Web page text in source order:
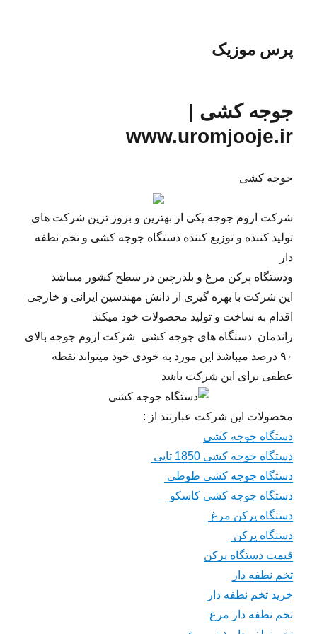
پرس موزیک
جوجه کشی |
www.uromjooje.ir
جوجه کشی
شرکت اروم جوجه یکی از بهترین و بروز ترین شرکت های
تولید کننده و توزیع کننده دستگاه جوجه کشی و تخم نطفه
دار
ودستگاه پرکن مرغ و بلدرچین در سطح کشور میباشد
این شرکت با بهره گیری از دانش مهندسین ایرانی و خارجی
اقدام به ساخت و تولید محصولات خود میکند
راندمان دستگاه های جوجه کشی شرکت اروم جوجه بالای
۹۰ درصد میباشد این مورد به خودی خود میتواند نقطه
عطفی برای این شرکت باشد
محصولات این شرکت عبارتند از :
دستگاه جوجه کشی
دستگاه جوجه کشی 1850 تایی
دستگاه جوجه کشی طوطی
دستگاه جوجه کشی کاسکو
دستگاه پرکن مرغ
دستگاه پرکن
قیمت دستگاه پرکن
تخم نطفه دار
خرید تخم نطفه دار
تخم نطفه دار مرغ